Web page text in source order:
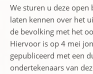
We sturen u deze
laten kennen over het
de bevolking met het
Hiervoor is op 4 mei
gepubliceerd met een
ondertekenaars van